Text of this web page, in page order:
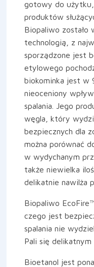
gotowy do użytku,
produktów
Biopaliwo zostało
technologią, z
sporządzone jest
etylowego
biokominka jest w
nieoceniony
spalania. Jego
węgla, który
bezpiecznych dla
można porównać
w wydychanym
także niewielka
delikatnie nawilża
Biopaliwo
czego jest
spalania nie
Pali się delikatnym
Bioetanol jest